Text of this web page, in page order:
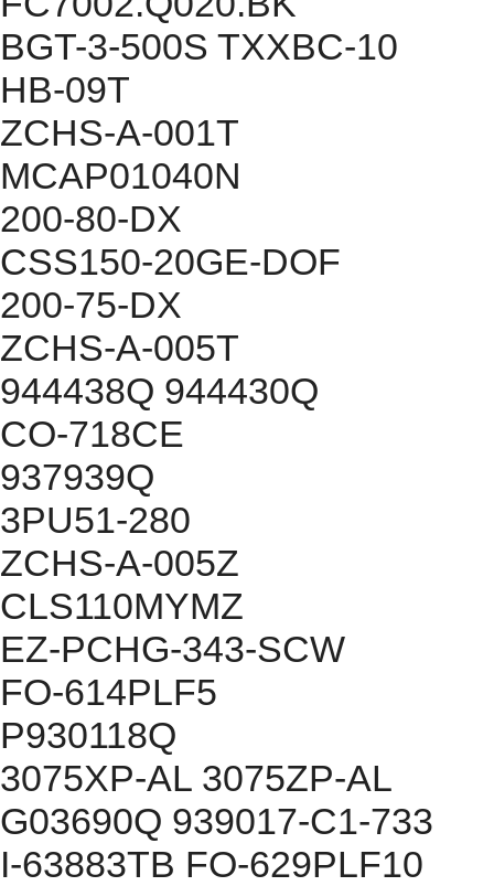
BGT-3-500S TXXBC-10
HB-09T
ZCHS-A-001T
MCAP01040N
200-80-DX
CSS150-20GE-DOF
200-75-DX
ZCHS-A-005T
944438Q 944430Q
CO-718CE
937939Q
3PU51-280
ZCHS-A-005Z
CLS110MYMZ
EZ-PCHG-343-SCW
FO-614PLF5
P930118Q
3075XP-AL 3075ZP-AL
G03690Q 939017-C1-733
I-63883TB FO-629PLF10